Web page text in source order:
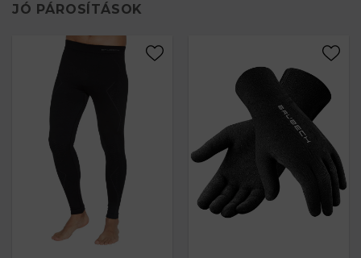
JÓ PÁROSÍTÁSOK